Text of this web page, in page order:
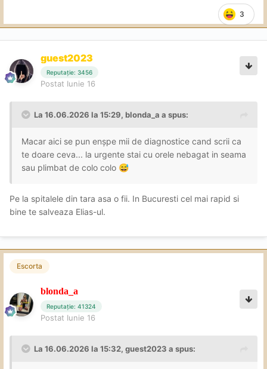
3
guest2023
Reputație: 3456
Postat Iunie 16
La 16.06.2026 la 15:29, blonda_a a spus:
Macar aici se pun enșpe mii de diagnostice cand scrii ca
te doare ceva... la urgente stai cu orele nebagat in seama
sau plimbat de colo colo 😅
Pe la spitalele din tara asa o fii. In Bucuresti cel mai rapid si
bine te salveaza Elias-ul.
Escorta
blonda_a
Reputație: 41324
Postat Iunie 16
La 16.06.2026 la 15:32, guest2023 a spus: